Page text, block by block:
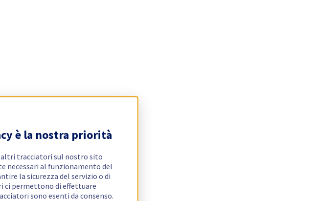
è la nostra priorità
tracciatori sul nostro sito
necessari al funzionamento del
la sicurezza del servizio o di
ci permettono di effettuare
sono esenti da consenso.